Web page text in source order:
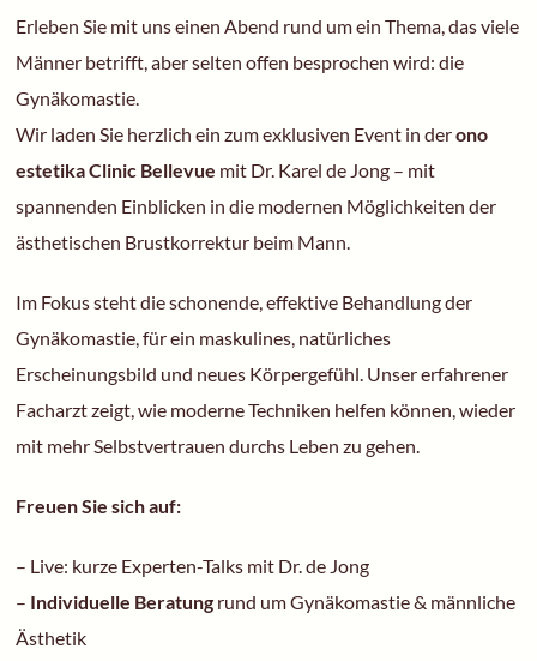
Erleben Sie mit uns einen Abend rund um ein Thema, das viele
Männer betrifft, aber selten offen besprochen wird: die
Gynäkomastie.
Wir laden Sie herzlich ein zum exklusiven Event in derono
estetika Clinic Bellevue mit Dr. Karel de Jong – mit
spannenden Einblicken in die modernen Möglichkeiten der
ästhetischen Brustkorrektur beim Mann.
Im Fokus steht die schonende, effektive Behandlung der
Gynäkomastie, für ein maskulines, natürliches
Erscheinungsbild und neues Körpergefühl. Unser erfahrener
Facharzt zeigt, wie moderne Techniken helfen können, wieder
mit mehr Selbstvertrauen durchs Leben zu gehen.
Freuen Sie sich auf:
– Live: kurze Experten-Talks mit Dr. de Jong
– Individuelle Beratung rund um Gynäkomastie & männliche
Ästhetik